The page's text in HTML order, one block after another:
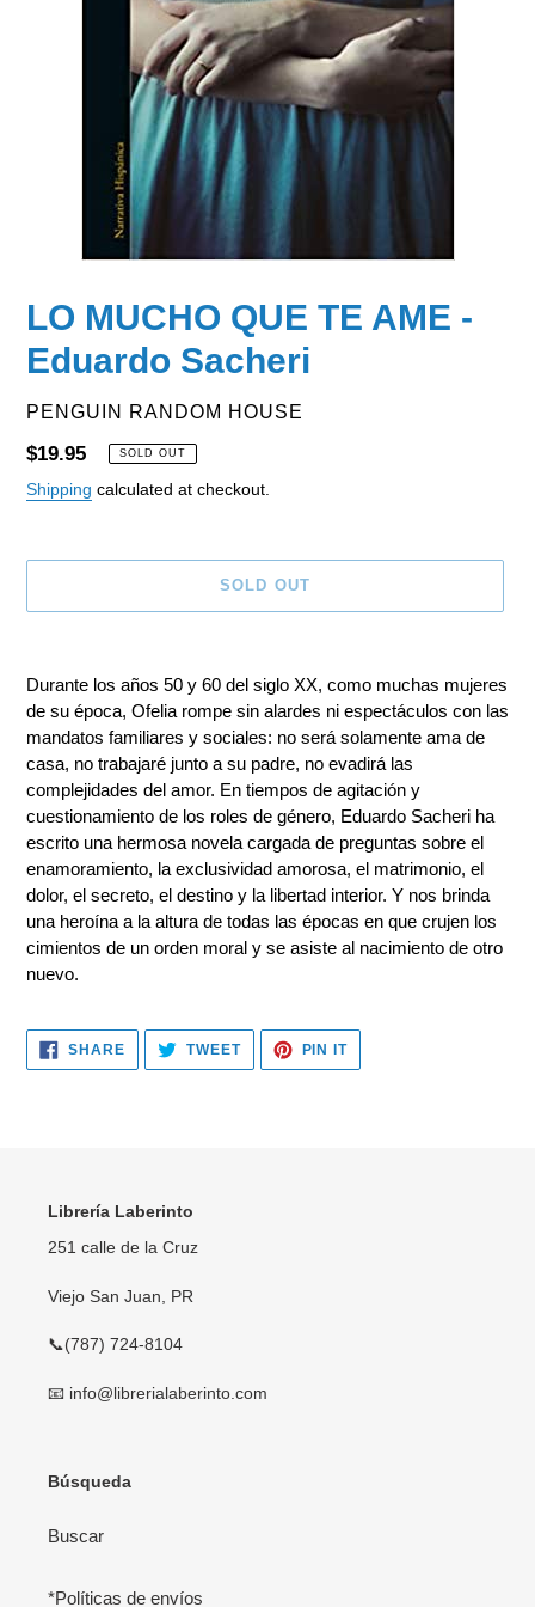
LO MUCHO QUE TE AME -
Eduardo Sacheri
VENDOR
PENGUIN RANDOM HOUSE
Regular
price
$19.95 SOLD OUT
Shipping calculated at checkout.
SOLD OUT
to
your
cart
Durante los años 50 y 60 del siglo XX, como muchas mujeres
de su época, Ofelia rompe sin alardes ni espectáculos con las
mandatos familiares y sociales: no será solamente ama de
casa, no trabajaré junto a su padre, no evadirá las
complejidades del amor. En tiempos de agitación y
cuestionamiento de los roles de género, Eduardo Sacheri ha
escrito una hermosa novela cargada de preguntas sobre el
enamoramiento, la exclusividad amorosa, el matrimonio, el
dolor, el secreto, el destino y la libertad interior. Y nos brinda
una heroína a la altura de todas las épocas en que crujen los
cimientos de un orden moral y se asiste al nacimiento de otro
nuevo.
SHARESHARE
ON
FACEBOOK
TWEETTWEET
TWITTER
PIN ITPIN
PINTEREST
Librería Laberinto
251 calle de la Cruz
Viejo San Juan, PR
📞(787) 724-8104
📧 info@librerialaberinto.com
Búsqueda
Buscar
*Políticas de envíos